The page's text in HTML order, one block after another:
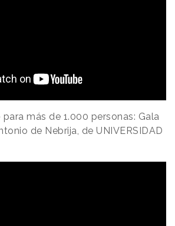
más de 1.000 personas: Gala
de Nebrija, de UNIVERSIDAD